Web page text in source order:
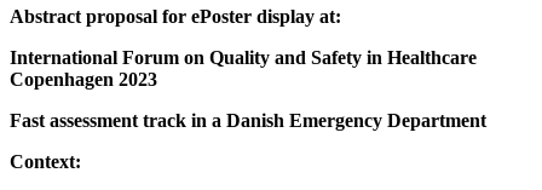
Abstract proposal for ePoster display at:
International Forum on Quality and Safety in Healthcare
Copenhagen 2023
Fast assessment track in a Danish Emergency Department
Context: